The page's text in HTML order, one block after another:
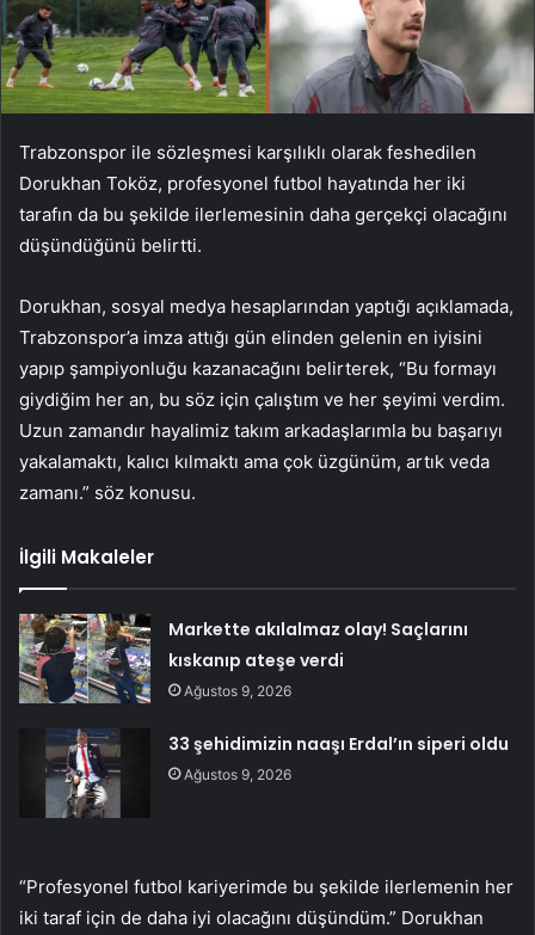
Trabzonspor ile sözleşmesi karşılıklı olarak feshedilen
Dorukhan Toköz, profesyonel futbol hayatında her iki
tarafın da bu şekilde ilerlemesinin daha gerçekçi olacağını
düşündüğünü belirtti.
Dorukhan, sosyal medya hesaplarından yaptığı açıklamada,
Trabzonspor’a imza attığı gün elinden gelenin en iyisini
yapıp şampiyonluğu kazanacağını belirterek, “Bu formayı
giydiğim her an, bu söz için çalıştım ve her şeyimi verdim.
Uzun zamandır hayalimiz takım arkadaşlarımla bu başarıyı
yakalamaktı, kalıcı kılmaktı ama çok üzgünüm, artık veda
zamanı.” söz konusu.
İlgili Makaleler
Markette akılalmaz olay! Saçlarını
kıskanıp ateşe verdi
Ağustos 9, 2026
33 şehidimizin naaşı Erdal’ın siperi oldu
Ağustos 9, 2026
“Profesyonel futbol kariyerimde bu şekilde ilerlemenin her
iki taraf için de daha iyi olacağını düşündüm.” Dorukhan